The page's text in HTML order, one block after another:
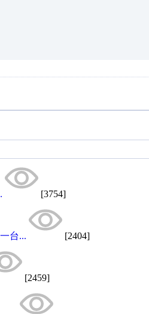
[3754]
台... [2404]
[2459]